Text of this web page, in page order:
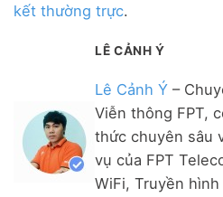
kết thường trực.
LÊ CẢNH Ý
Lê Cảnh Ý –
Viễn thông FPT,
thức chuyên sâu
vụ của FPT
WiFi, Truyền hình